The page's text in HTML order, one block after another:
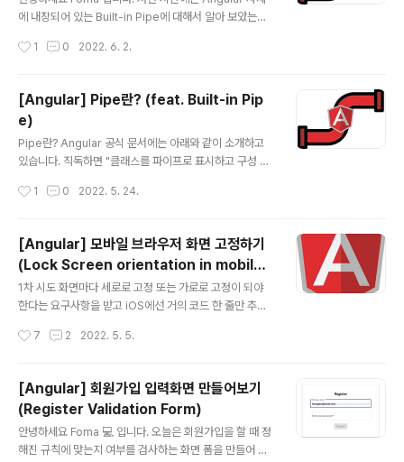
장 많이 사용되는 Directive 입니다. (컴포넌트는 나중에
tives ..
에 내장되어 있는 Built-in Pipe에 대해서 알아 보았는데
접 Custom Pipe를 만들어서 적용해 보는 방법에 대해 정
들고 싶다면 ng g p --skip-tests=true 파이프이름 저
는 평균 값에 따라서 다른 색이 보이도록 하는 AverageC
olorPipe를 만들어 보겠습니다. 아래와 같이 pipe.ts 파
일이 만들어 질거에요. @Pipe({})를 통해서 '|' 기호 뒤에
rm 메..
1 0 2022. 6. 2.
[Angular] Pipe란? (feat. Built-in Pip
e)
Pipe란? Angular 공식 문서에는 아래와 같이 소개하고
있습니다. 직독하면 "클래스를 파이프로 표시하고 구성 메
말하면 무슨 말인지 이해가 안되죠? 이해하기 쉽게 말씀 드
때 쓰는 것입니다. 아래는 Angular에서 built-in으로 제공
되는 Pipe API List 인데요. 하나씩 살펴보도록 하겠습니
다. 1. 문자 파이프 먼저 가장 쉬운 것부터 문자를 변형시키
는 파이프입니다. UpperCasePipe,LowerCasePipe,
TitleCasePipe 등이 있는데 말 그대로 문자를 변형 시켜
것과 함께 파이프 이름을 적어주시면 ..
1 0 2022. 5. 24.
[Angular] 모바일 브라우저 화면 고정하기
(Lock Screen orientation in mobile
browser)
1차 시도 화면마다 세로로 고정 또는 가로로 고정이 되야
한다는 요구사항을 받고 iOS에선 거의 코드 한 줄만 추가
하니깐 MDN Web APIs 문서에 ScreenOrientation.l
mozilla.org/en-US/docs/Web/API/ScreenOrient
ation/lock ScreenOrientation.lock() - Web APIs |
MDN The lock() property of the ScreenOrientati
on interface locks the orientation of the containi
ng document to the specified orient..
7 2 2022. 5. 5.
[Angular] 회원가입 입력화면 만들어보기
(Register Validation Form)
안녕하세요 Foma 💻 입니다. 오늘은 회원가입을 할 때 정
해진 규칙에 맞는지 여부를 검사하는 화면 폼을 만들어 보